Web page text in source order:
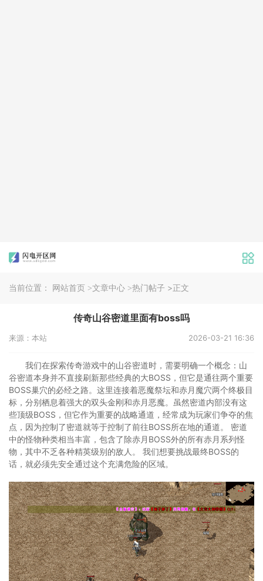
当前位置： 网站首页 >文章中心 >热门帖子 >正文
传奇山谷密道里面有boss吗
来源：本站 2026-03-21 16:36
我们在探索传奇游戏中的山谷密道时，需要明确一个概念：山
谷密道本身并不直接刷新那些经典的大BOSS，但它是通往两个重要
BOSS巢穴的必经之路。这里连接着恶魔祭坛和赤月魔穴两个终极目
标，分别栖息着强大的双头金刚和赤月恶魔。虽然密道内部没有这
些顶级BOSS，但它作为重要的战略通道，经常成为玩家们争夺的焦
点，因为控制了密道就等于控制了前往BOSS所在地的通道。 密道
中的怪物种类相当丰富，包含了除赤月BOSS外的所有赤月系列怪
物，其中不乏各种精英级别的敌人。 我们想要挑战最终BOSS的
话，就必须先安全通过这个充满危险的区域。